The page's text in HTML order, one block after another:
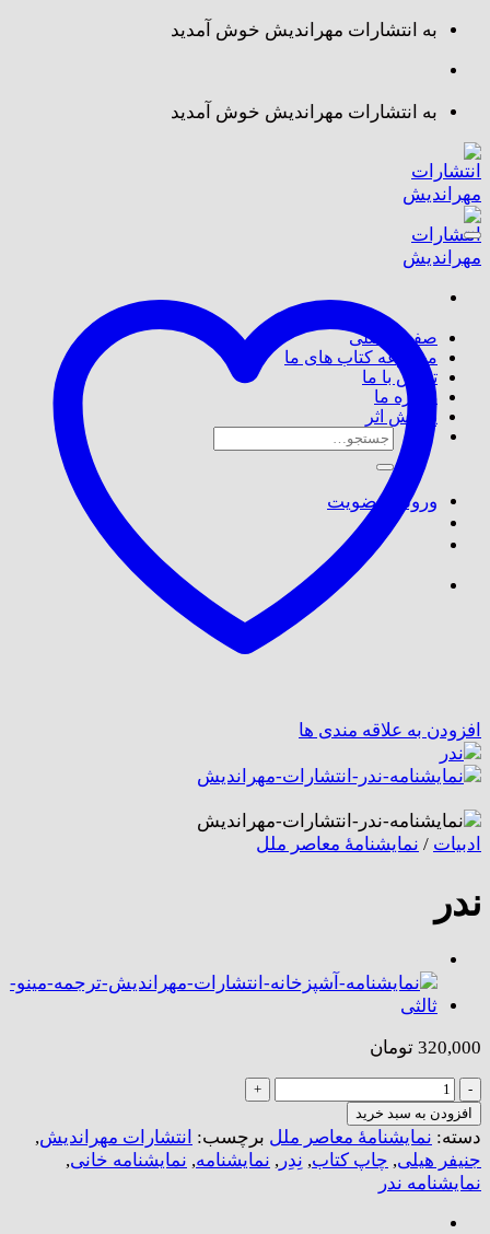
Skip
content
به انتشارات مهراندیش خوش آمدید
به انتشارات مهراندیش خوش آمدید
صفحه اصلی
مجموعه کتاب های ما
تماس با ما
درباره ما
پذیرش اثر
جستجو
برای:
ورود / عضویت
افزودن به علاقه مندی ها
ادبیات / نمایشنامهٔ معاصر ملل
ندر
320,000 تومان
ندر
عدد
افزودن به سبد خرید
دسته: نمایشنامهٔ معاصر ملل برچسب: انتشارات مهراندیش,
جنیفر هیلی, چاپ کتاب, نِدِر , نمایشنامه, نمایشنامه خانی,
نمایشنامه ندر